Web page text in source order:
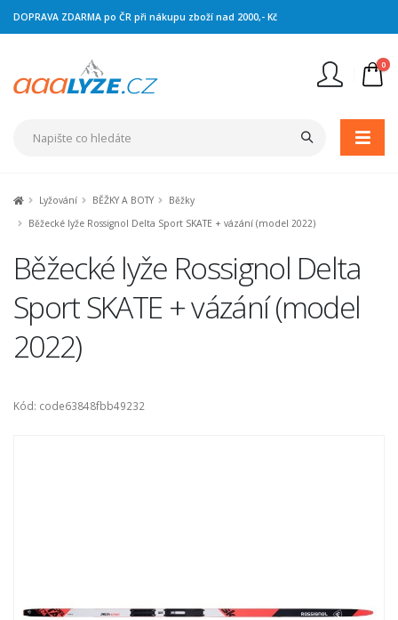
DOPRAVA ZDARMA po ČR při nákupu zboží nad 2000,- Kč
0
Lyžování BĚŽKY A BOTY
Běžky
Běžecké lyže Rossignol Delta Sport SKATE + vázání (model 2022)
Běžecké lyže Rossignol Delta
Sport SKATE + vázání (model
2022)
Kód: code63848fbb49232